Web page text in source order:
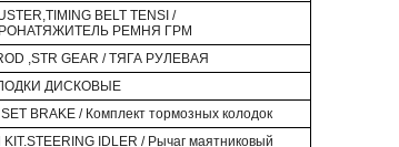
BELT TENSI /
РЕМНЯ ГРМ
,STR GEAR / ТЯГА РУЛЕВАЯ
ДИСКОВЫЕ
SET BRAKE / Комплект тормозных колодок
KIT.STEERING IDLER / Рычаг маятниковый